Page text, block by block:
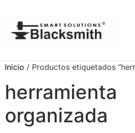
Inicio / Productos etiquetados
herramienta
organizada